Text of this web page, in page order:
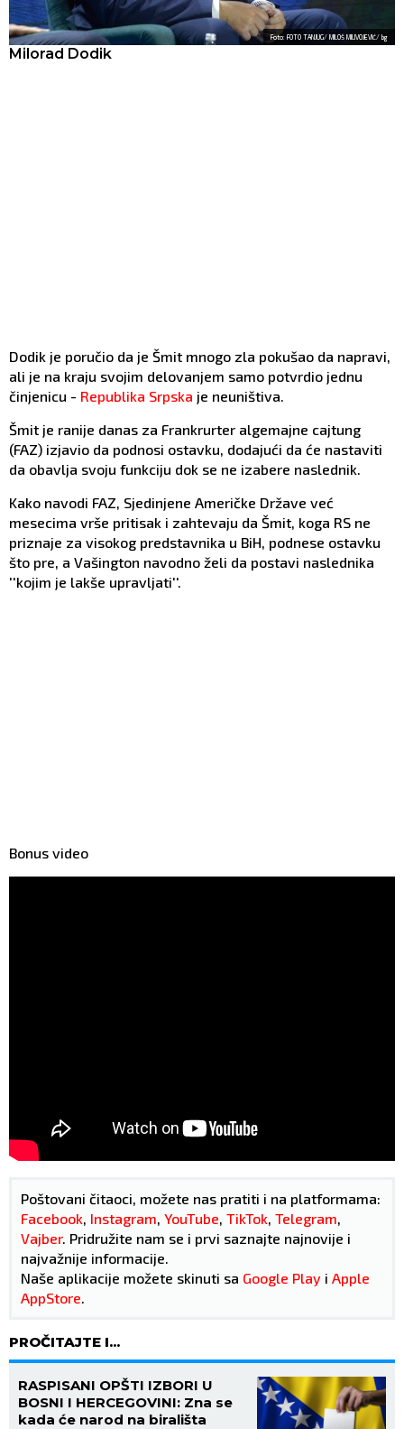
Foto: FOTO TANJUG/ MILOŠ MILIVOJEVIĆ/ bg
Milorad Dodik
Dodik je poručio da je Šmit mnogo zla pokušao da napravi,
ali je na kraju svojim delovanjem samo potvrdio jednu
činjenicu - Republika Srpska je neuništiva.
Šmit je ranije danas za Frankrurter algemajne cajtung
(FAZ) izjavio da podnosi ostavku, dodajući da će nastaviti
da obavlja svoju funkciju dok se ne izabere naslednik.
Kako navodi FAZ, Sjedinjene Američke Države već
mesecima vrše pritisak i zahtevaju da Šmit, koga RS ne
priznaje za visokog predstavnika u BiH, podnese ostavku
što pre, a Vašington navodno želi da postavi naslednika
''kojim je lakše upravljati''.
Bonus video
Poštovani čitaoci, možete nas pratiti i na platformama:
Facebook, Instagram, YouTube, TikTok, Telegram,
Vajber. Pridružite nam se i prvi saznajte najnovije i
najvažnije informacije.
Naše aplikacije možete skinuti sa Google Play i Apple
AppStore.
PROČITAJTE I...
RASPISANI OPŠTI IZBORI U
BOSNI I HERCEGOVINI: Zna se
kada će narod na birališta